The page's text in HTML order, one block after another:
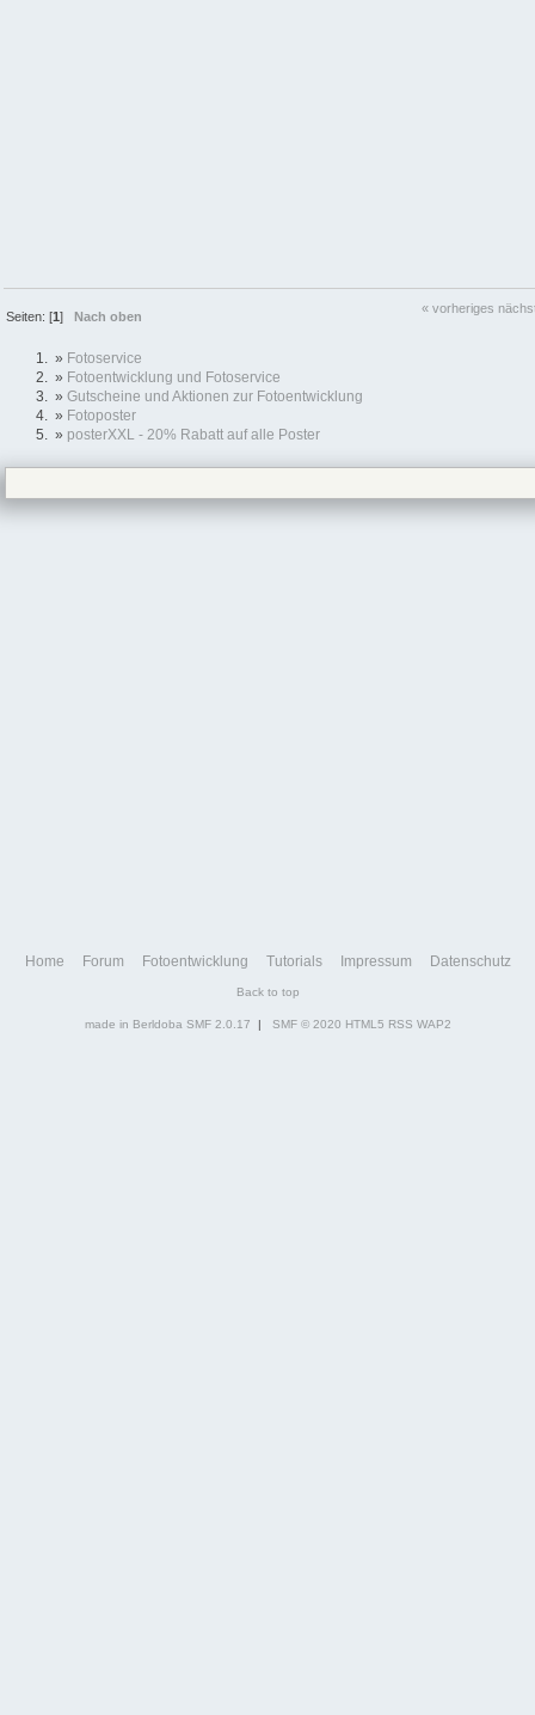
Seiten: [1]Nach oben
« vorheriges
» Fotoservice
» Fotoentwicklung und Fotoservice
» Gutscheine und Aktionen zur Fotoentwicklung
» Fotoposter
» posterXXL - 20% Rabatt auf alle Poster
Home Forum Fotoentwicklung Tutorials Impressum Datenschutz
Back to top
made in Berldoba SMF 2.0.17 | SMF © 2020 HTML5 RSS WAP2